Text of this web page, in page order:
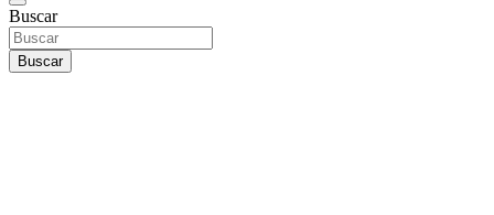
YOU EXTREME
YX Deportes Extremos Lifestyle
Buscar
Buscar